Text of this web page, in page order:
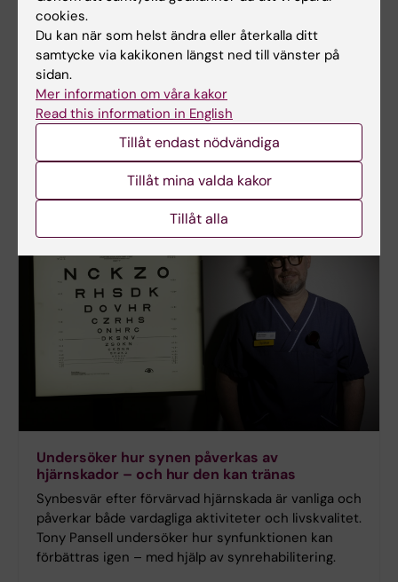
Vill minska antibiotikaresistens med rätt
behandling i rätt tid
Pontus Naucler vill förbättra vården av svåra
infektioner och samtidigt bromsa utvecklingen av
antibiotikaresistens. I sin forskning kombinerar han
register- och journaldata med AI och kliniska
studier för att göra antibiotikabehandlingar mer
Undersöker hur synen påverkas av
hjärnskador – och hur den kan tränas
Synbesvär efter förvärvad hjärnskada är vanliga och
påverkar både vardagliga aktiviteter och livskvalitet.
Tony Pansell undersöker hur synfunktionen kan
förbättras igen – med hjälp av synrehabilitering.
cookies.
Du kan när som helst ändra eller återkalla ditt
samtycke via kakikonen längst ned till vänster på
sidan.
Mer information om våra kakor
Read this information in English
Tillåt endast nödvändiga
Tillåt mina valda kakor
Tillåt alla